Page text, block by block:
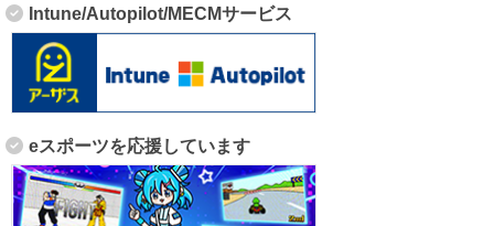
Intune/Autopilot/MECMサービス
eスポーツを応援しています